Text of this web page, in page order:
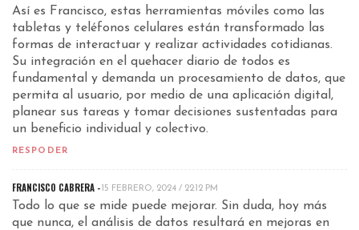
Así es Francisco, estas herramientas móviles como las
tabletas y teléfonos celulares están transformado las
formas de interactuar y realizar actividades cotidianas.
Su integración en el quehacer diario de todos es
fundamental y demanda un procesamiento de datos, que
permita al usuario, por medio de una aplicación digital,
planear sus tareas y tomar decisiones sustentadas para
un beneficio individual y colectivo.
RESPODER
FRANCISCO CABRERA - 15 FEBRERO, 2024 / 22:12 PM
Todo lo que se mide puede mejorar. Sin duda, hoy más
que nunca, el análisis de datos resultará en mejoras en